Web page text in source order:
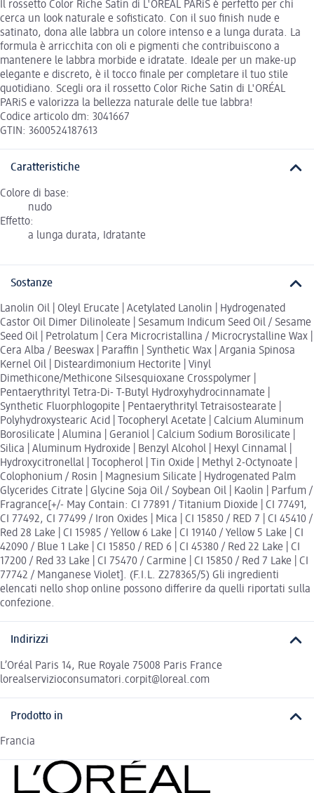
Il rossetto Color Riche Satin di L'ORÉAL PARiS è perfetto per chi
cerca un look naturale e sofisticato. Con il suo finish nude e
satinato, dona alle labbra un colore intenso e a lunga durata. La
formula è arricchita con oli e pigmenti che contribuiscono a
mantenere le labbra morbide e idratate. Ideale per un make-up
elegante e discreto, è il tocco finale per completare il tuo stile
quotidiano. Scegli ora il rossetto Color Riche Satin di L'ORÉAL
PARiS e valorizza la bellezza naturale delle tue labbra!
Codice articolo dm: 3041667
GTIN: 3600524187613
Caratteristiche
Colore di base:
nudo
Effetto:
a lunga durata, Idratante
Sostanze
Lanolin Oil | Oleyl Erucate | Acetylated Lanolin | Hydrogenated
Castor Oil Dimer Dilinoleate | Sesamum Indicum Seed Oil / Sesame
Seed Oil | Petrolatum | Cera Microcristallina / Microcrystalline Wax |
Cera Alba / Beeswax | Paraffin | Synthetic Wax | Argania Spinosa
Kernel Oil | Disteardimonium Hectorite | Vinyl
Dimethicone/Methicone Silsesquioxane Crosspolymer |
Pentaerythrityl Tetra-Di- T-Butyl Hydroxyhydrocinnamate |
Synthetic Fluorphlogopite | Pentaerythrityl Tetraisostearate |
Polyhydroxystearic Acid | Tocopheryl Acetate | Calcium Aluminum
Borosilicate | Alumina | Geraniol | Calcium Sodium Borosilicate |
Silica | Aluminum Hydroxide | Benzyl Alcohol | Hexyl Cinnamal |
Hydroxycitronellal | Tocopherol | Tin Oxide | Methyl 2-Octynoate |
Colophonium / Rosin | Magnesium Silicate | Hydrogenated Palm
Glycerides Citrate | Glycine Soja Oil / Soybean Oil | Kaolin | Parfum /
Fragrance[+/- May Contain: CI 77891 / Titanium Dioxide | CI 77491,
CI 77492, CI 77499 / Iron Oxides | Mica | CI 15850 / RED 7 | CI 45410 /
Red 28 Lake | CI 15985 / Yellow 6 Lake | CI 19140 / Yellow 5 Lake | CI
42090 / Blue 1 Lake | CI 15850 / RED 6 | CI 45380 / Red 22 Lake | CI
17200 / Red 33 Lake | CI 75470 / Carmine | CI 15850 / Red 7 Lake | CI
77742 / Manganese Violet]. (F.I.L. Z278365/5) Gli ingredienti
elencati nello shop online possono differire da quelli riportati sulla
confezione.
Indirizzi
L’Oréal Paris 14, Rue Royale 75008 Paris France
lorealservizioconsumatori.corpit@loreal.com
Prodotto in
Francia